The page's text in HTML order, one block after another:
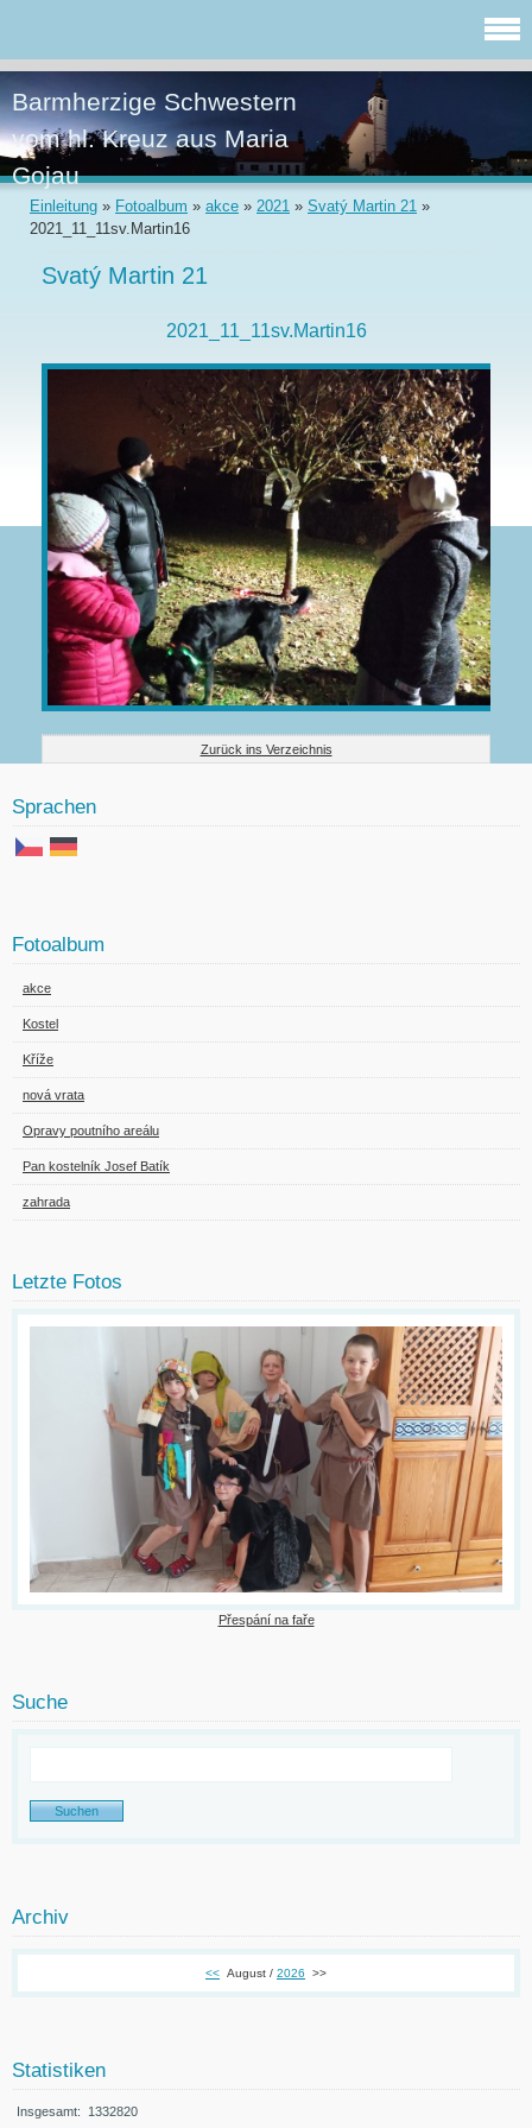
Barmherzige Schwestern
vom hl. Kreuz aus Maria
Gojau
Einleitung » Fotoalbum » akce » 2021 » Svatý Martin 21 »
2021_11_11sv.Martin16
Svatý Martin 21
2021_11_11sv.Martin16
Zurück ins Verzeichnis
Sprachen
Fotoalbum
akce
Kostel
Kříže
nová vrata
Opravy poutního areálu
Pan kostelník Josef Batík
zahrada
Letzte Fotos
Přespání na faře
Suche
Archiv
<< August / 2026 >>
Statistiken
Insgesamt: 1332820